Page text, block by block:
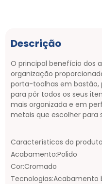
Descrição
O principal benefício dos
organização
porta-toalhas em bastão,
para pôr todos os seus
mais organizada e em
metais que escolher para
Características do
Acabamento:Polido
Cor:Cromado
Tecnologias:Acabamento